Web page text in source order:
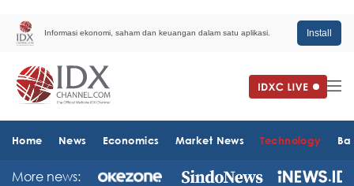
Informasi ekonomi, saham dan keuangan dalam satu aplikasi. Install
Home News Economics Market News Technology
More news: